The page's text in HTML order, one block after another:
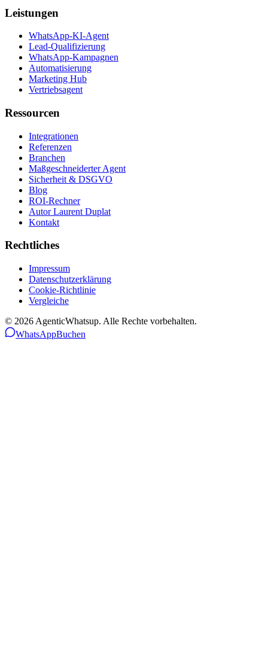
Leistungen
WhatsApp-KI-Agent
Lead-Qualifizierung
WhatsApp-Kampagnen
Automatisierung
Marketing Hub
Vertriebsagent
Ressourcen
Integrationen
Referenzen
Branchen
Maßgeschneiderter Agent
Sicherheit & DSGVO
Blog
ROI-Rechner
Autor Laurent Duplat
Kontakt
Rechtliches
Impressum
Datenschutzerklärung
Cookie-Richtlinie
Vergleiche
© 2026 AgenticWhatsup. Alle Rechte vorbehalten.
WhatsAppBuchen